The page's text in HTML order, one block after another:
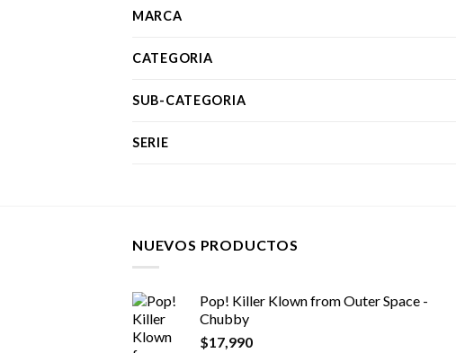
MARCA
CATEGORIA
SUB-CATEGORIA
SERIE
NUEVOS PRODUCTOS
Pop! Killer Klown from Outer Space -
Chubby
$17,990